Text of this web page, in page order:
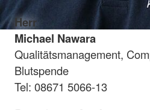
Herr
Michael Nawara
Qualitätsmanagement,
Blutspende
Tel: 08671 5066-13